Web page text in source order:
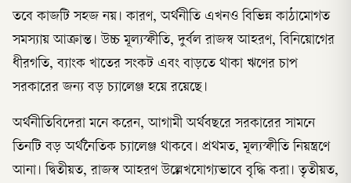
তবে কাজটি সহজ নয়। কারণ, অর্থনীতি এখনও বিভিন্ন কাঠামোগত
সমস্যায় আক্রান্ত। উচ্চ মূল্যস্ফীতি, দুর্বল রাজস্ব আহরণ, বিনিয়োগের
ধীরগতি, ব্যাংক খাতের সংকট এবং বাড়তে থাকা ঋণের চাপ
সরকারের জন্য বড় চ্যালেঞ্জ হয়ে রয়েছে।
অর্থনীতিবিদেরা মনে করেন, আগামী অর্থবছরে সরকারের সামনে
তিনটি বড় অর্থনৈতিক চ্যালেঞ্জ থাকবে। প্রথমত, মূল্যস্ফীতি নিয়ন্ত্রণে
আনা। দ্বিতীয়ত, রাজস্ব আহরণ উল্লেখযোগ্যভাবে বৃদ্ধি করা। তৃতীয়ত,